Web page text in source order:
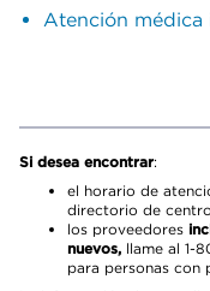
Atención médica
Si desea encontrar:
el horario de
directorio de
los proveedores
nuevos, llame al 1-
para personas con